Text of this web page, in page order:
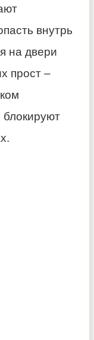
внутрь
на двери
прост –